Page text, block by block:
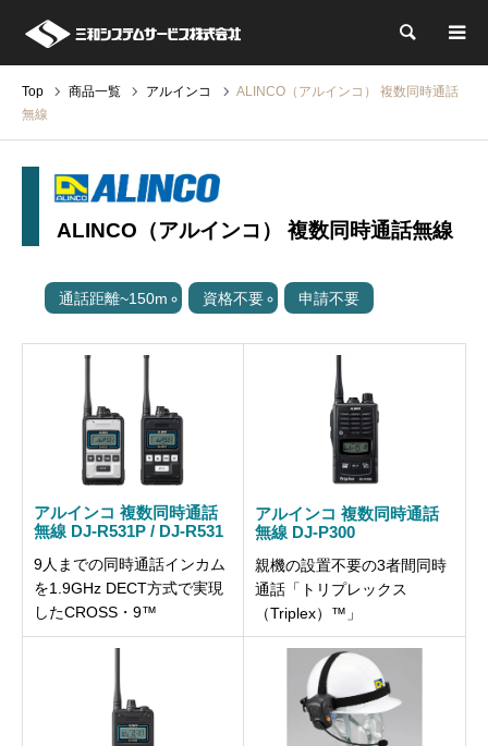
検索
Top 商品一覧 アルインコ
ALINCO（アルインコ） 複数同時通話
無線
ALINCO（アルインコ） 複数同時通話無線
通話距離~150m 資格不要 申請不要
アルインコ 複数同時通話
無線 DJ-R531P / DJ-R531
9人までの同時通話インカム
を1.9GHz DECT方式で実現
したCROSS・9™
アルインコ 複数同時通話
無線 DJ-P300
親機の設置不要の3者間同時
通話「トリプレックス
（Triplex）™」